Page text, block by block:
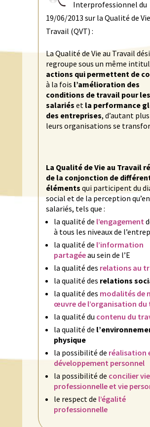
Interprofessionnel du
19/06/2013 sur la Qualité de
Travail (QVT) :
La Qualité de Vie au Travail
regroupe sous un même
actions qui permettent de
à la fois l’amélioration des
conditions de travail pour les
salariés et la performance
des entreprises, d’autant
leurs organisations se
La Qualité de Vie au Travail
de la conjonction de
éléments qui participent du
social et de la perception
salariés, tels que :
la qualité de l’engagement
à tous les niveaux de
la qualité de l’information
partagéeau sein de l’E
la qualité des relations au
la qualité des relations
la qualité des modalités de
œuvre de l’organisation
la qualité du contenu du
la qualité de
physique
la possibilité de réalisation
développement personnel
la possibilité de concilier vie
professionnelle et vie
le respect de l’égalité
professionnelle